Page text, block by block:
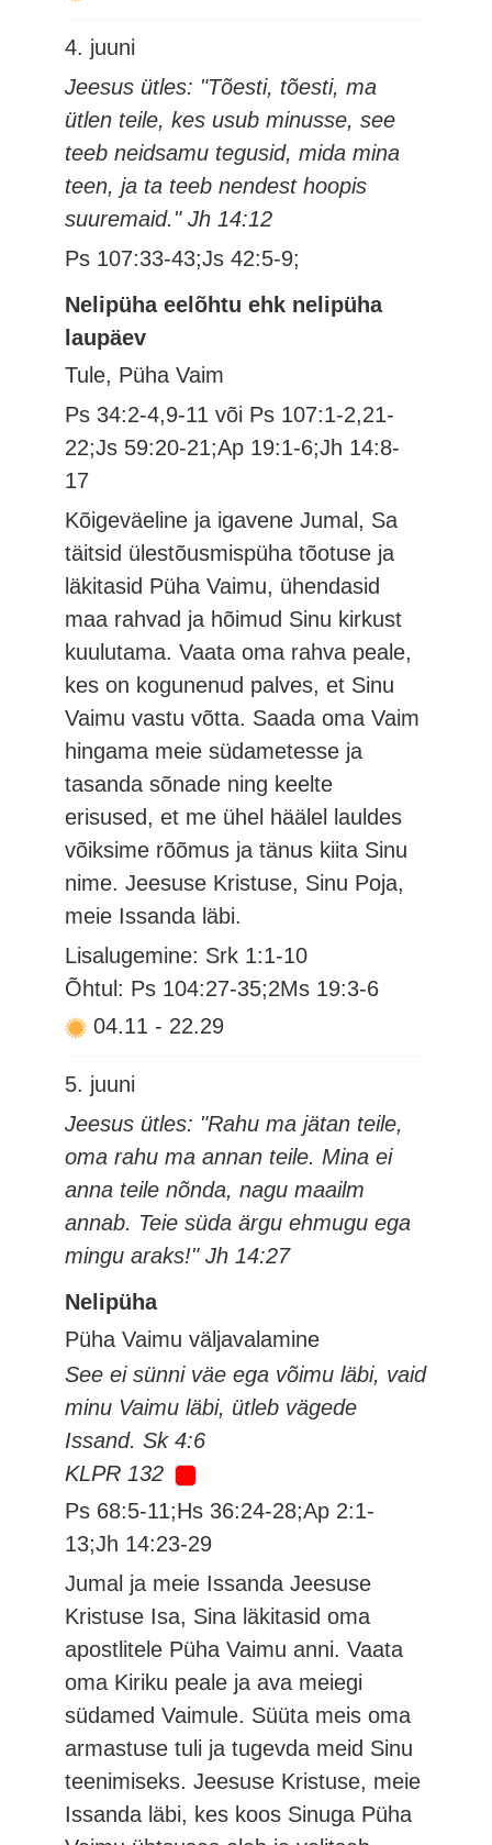
4. juuni
Jeesus ütles: "Tõesti, tõesti, ma
ütlen teile, kes usub minusse, see
teeb neidsamu tegusid, mida mina
teen, ja ta teeb nendest hoopis
suuremaid." Jh 14:12
Ps 107:33-43;Js 42:5-9;
Nelipüha eelõhtu ehk nelipüha
laupäev
Tule, Püha Vaim
Ps 34:2-4,9-11 või Ps 107:1-2,21-
22;Js 59:20-21;Ap 19:1-6;Jh 14:8-
17
Kõigeväeline ja igavene Jumal, Sa
täitsid ülestõusmispüha tõotuse ja
läkitasid Püha Vaimu, ühendasid
maa rahvad ja hõimud Sinu kirkust
kuulutama. Vaata oma rahva peale,
kes on kogunenud palves, et Sinu
Vaimu vastu võtta. Saada oma Vaim
hingama meie südametesse ja
tasanda sõnade ning keelte
erisused, et me ühel häälel lauldes
võiksime rõõmus ja tänus kiita Sinu
nime. Jeesuse Kristuse, Sinu Poja,
meie Issanda läbi.
Lisalugemine: Srk 1:1-10
Õhtul: Ps 104:27-35;2Ms 19:3-6
04.11 - 22.29
5. juuni
Jeesus ütles: "Rahu ma jätan teile,
oma rahu ma annan teile. Mina ei
anna teile nõnda, nagu maailm
annab. Teie süda ärgu ehmugu ega
mingu araks!" Jh 14:27
Nelipüha
Püha Vaimu väljavalamine
See ei sünni väe ega võimu läbi, vaid
minu Vaimu läbi, ütleb vägede
Issand. Sk 4:6
KLPR 132
Ps 68:5-11;Hs 36:24-28;Ap 2:1-
13;Jh 14:23-29
Jumal ja meie Issanda Jeesuse
Kristuse Isa, Sina läkitasid oma
apostlitele Püha Vaimu anni. Vaata
oma Kiriku peale ja ava meiegi
südamed Vaimule. Süüta meis oma
armastuse tuli ja tugevda meid Sinu
teenimiseks. Jeesuse Kristuse, meie
Issanda läbi, kes koos Sinuga Püha